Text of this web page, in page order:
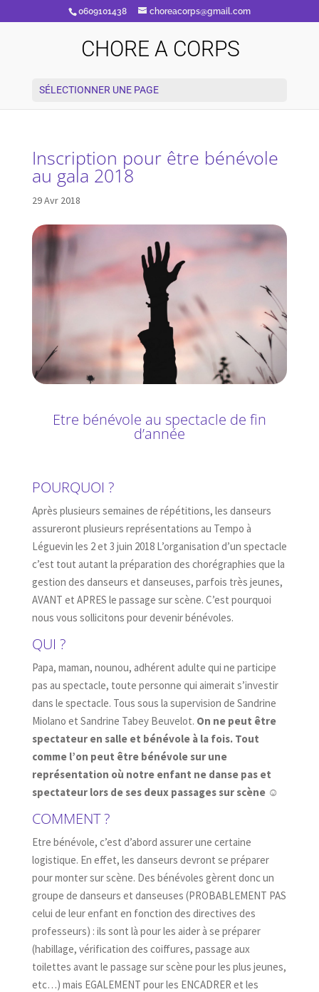
0609101438 choreacorps@gmail.com
CHORE A CORPS
SÉLECTIONNER UNE PAGE
Inscription pour être bénévole
au gala 2018
29 Avr 2018
Etre bénévole au spectacle de fin
d’année
POURQUOI ?
Après plusieurs semaines de répétitions, les danseurs
assureront plusieurs représentations au Tempo à
Léguevin les 2 et 3 juin 2018 L’organisation d’un spectacle
c’est tout autant la préparation des chorégraphies que la
gestion des danseurs et danseuses, parfois très jeunes,
AVANT et APRES le passage sur scène. C’est pourquoi
nous vous sollicitons pour devenir bénévoles.
QUI ?
Papa, maman, nounou, adhérent adulte qui ne participe
pas au spectacle, toute personne qui aimerait s’investir
dans le spectacle. Tous sous la supervision de Sandrine
Miolano et Sandrine Tabey Beuvelot. On ne peut être
spectateur en salle et bénévole à la fois. Tout
comme l’on peut être bénévole sur une
représentation où notre enfant ne danse pas et
spectateur lors de ses deux passages sur scène ☺
COMMENT ?
Etre bénévole, c’est d’abord assurer une certaine
logistique. En effet, les danseurs devront se préparer
pour monter sur scène. Des bénévoles gèrent donc un
groupe de danseurs et danseuses (PROBABLEMENT PAS
celui de leur enfant en fonction des directives des
professeurs) : ils sont là pour les aider à se préparer
(habillage, vérification des coiffures, passage aux
toilettes avant le passage sur scène pour les plus jeunes,
etc…) mais EGALEMENT pour les ENCADRER et les